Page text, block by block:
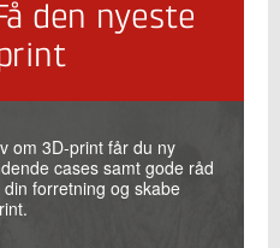
den nyeste
om 3D-print får du ny
cases samt gode råd
forretning og skabe